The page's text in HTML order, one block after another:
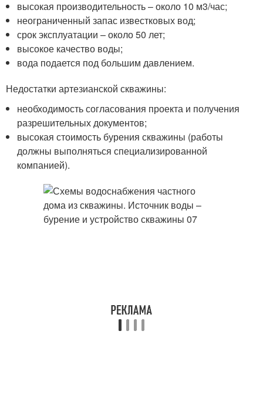
высокая производительность – около 10 м3/час;
неограниченный запас известковых вод;
срок эксплуатации – около 50 лет;
высокое качество воды;
вода подается под большим давлением.
Недостатки артезианской скважины:
необходимость согласования проекта и получения
разрешительных документов;
высокая стоимость бурения скважины (работы
должны выполняться специализированной
компанией).